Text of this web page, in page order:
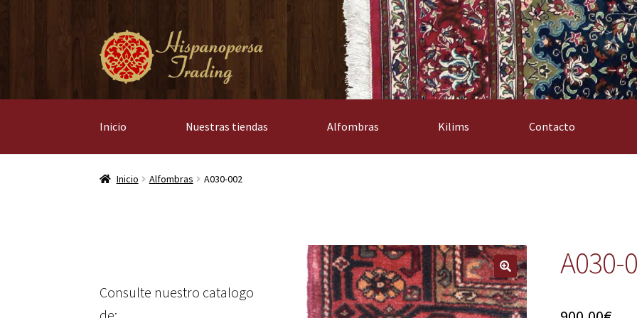
Ir
a
la
Ir
al
contenido
Inicio Nuestras tiendas Alfombras Kilims Contacto
Inicio Alfombras A030-002
A030-
Consulte nuestro catalogo